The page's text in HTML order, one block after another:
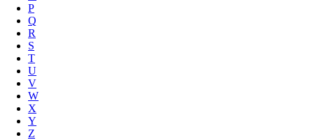
P
Q
R
S
T
U
V
W
X
Y
Z